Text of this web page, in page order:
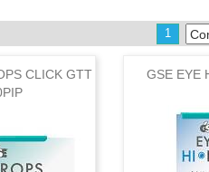
1
CLICK GTT
GSE EYE